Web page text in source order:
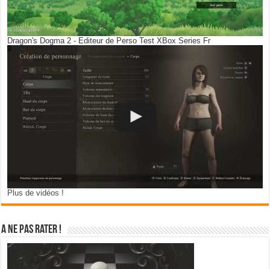
Dragon's Dogma 2 - Editeur de Perso Test XBox Series Fr
Plus de vidéos !
A ne pas rater !